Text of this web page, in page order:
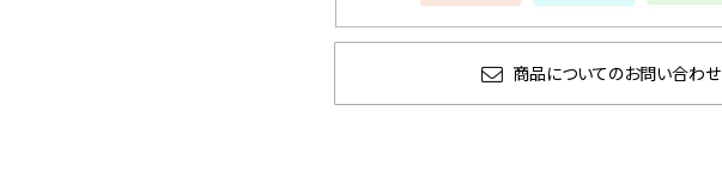
商品についてのお問い合わせ